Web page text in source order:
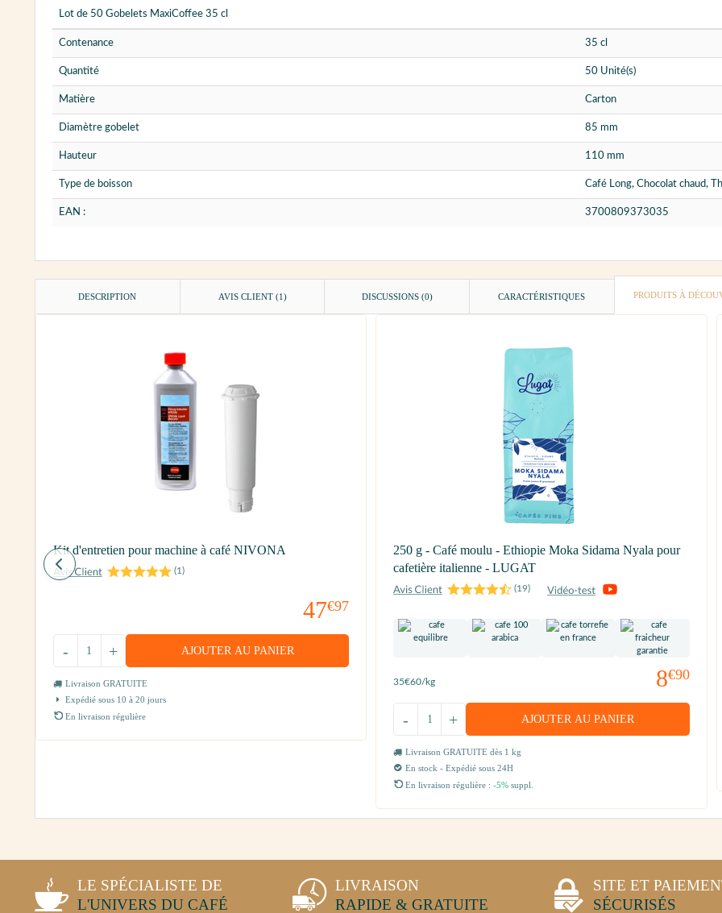
Lot de 50 Gobelets MaxiCoffee 35 cl
Contenance 35 cl
Quantité 50 Unité(s)
Matière Carton
Diamètre gobelet 85 mm
Hauteur 110 mm
Type de boisson Café Long, Chocolat chaud,
EAN : 3700809373035
DESCRIPTION AVIS CLIENT (1) DISCUSSIONS (0) CARACTÉRISTIQUES PRODUITS À
Kit d'entretien pour machine à café NIVONA
(1)
47€97
+
- AJOUTER AU PANIER
Livraison GRATUITE
Expédié sous 10 à 20 jours
En livraison régulière
250 g - Café moulu - Ethiopie Moka Sidama Nyala pour
cafetière italienne - LUGAT
(19)
8€90
35€60/kg
+
- AJOUTER AU PANIER
Livraison GRATUITE dès 1 kg
En stock - Expédié sous 24H
En livraison régulière :-5% suppl.
LE SPÉCIALISTE DE
L'UNIVERS DU CAFÉ
LIVRAISON
RAPIDE & GRATUITE
SITE ET
SÉCURISÉS